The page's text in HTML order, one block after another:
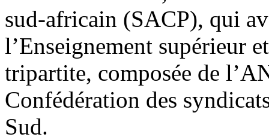
sud-africain (SACP), qui
l’Enseignement supérieur
tripartite, composée de
Confédération des
Sud.